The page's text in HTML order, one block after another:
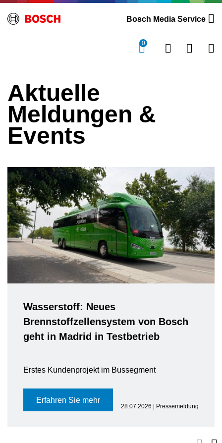
Bosch Media Service
0
Aktuelle
Meldungen &
Events
Wasserstoff: Neues
Brennstoffzellensystem von Bosch
geht in Madrid in Testbetrieb
Erstes Kundenprojekt im Bussegment
Erfahren Sie mehr
28.07.2026 | Pressemeldung